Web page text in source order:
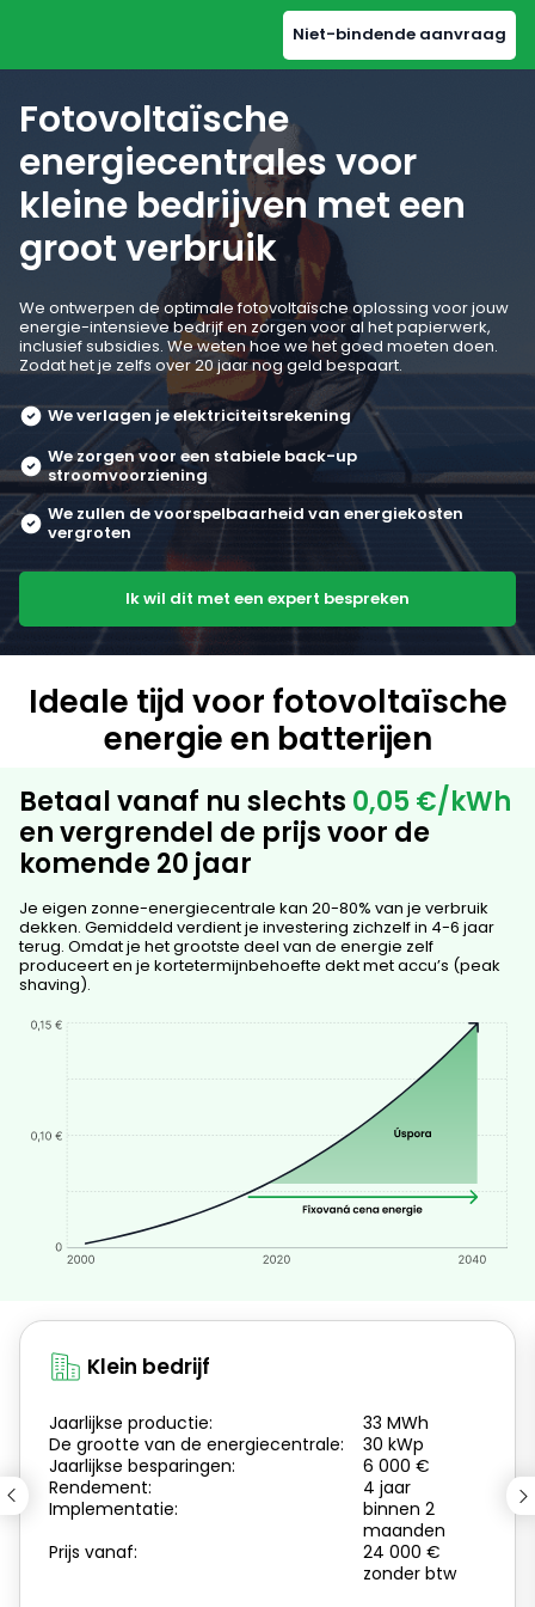
Niet-bindende aanvraag
Fotovoltaïsche
energiecentrales voor
kleine bedrijven met een
groot verbruik
We ontwerpen de optimale fotovoltaïsche oplossing voor jouw
energie-intensieve bedrijf en zorgen voor al het papierwerk,
inclusief subsidies. We weten hoe we het goed moeten doen.
Zodat het je zelfs over 20 jaar nog geld bespaart.
We verlagen je elektriciteitsrekening
We zorgen voor een stabiele back-up
stroomvoorziening
We zullen de voorspelbaarheid van energiekosten
vergroten
Ik wil dit met een expert bespreken
Ideale tijd voor fotovoltaïsche
energie en batterijen
Betaal vanaf nu slechts 0,05 €/kWh
en vergrendel de prijs voor de
komende 20 jaar
Je eigen zonne-energiecentrale kan 20-80% van je verbruik
dekken. Gemiddeld verdient je investering zichzelf in 4-6 jaar
terug. Omdat je het grootste deel van de energie zelf
produceert en je kortetermijnbehoefte dekt met accu’s (peak
shaving).
Klein bedrijf
Jaarlijkse productie:
33 MWh
De grootte van de energiecentrale:
30 kWp
Jaarlijkse besparingen:
6 000 €
Rendement:
4 jaar
Implementatie:
binnen 2
maanden
Prijs vanaf:
24 000 €
zonder btw
Selecteer uw regio
Tsjechië
Tsjechisch
Oostenrijk
Duits|Engels
België
Duits|Engels
Bulgarije
Engels
Kroatië
Cyprus
Engels
Denemarken
Engels
Engels
Finland
Frankrijk
Engels
Duits| Engels
Griekenland
Hongarije
Magyar
Engels
Litouwen
Luxemburg
Engels